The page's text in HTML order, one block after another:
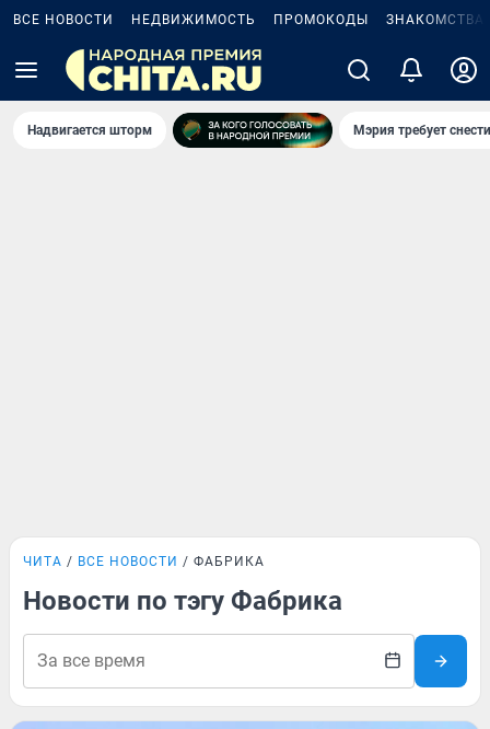
ВСЕ НОВОСТИ НЕДВИЖИМОСТЬ ПРОМОКОДЫ ЗНАКОМСТВА
Надвигается шторм Мэрия требует
ЧИТА ВСЕ НОВОСТИ ФАБРИКА
Новости по тэгу Фабрика